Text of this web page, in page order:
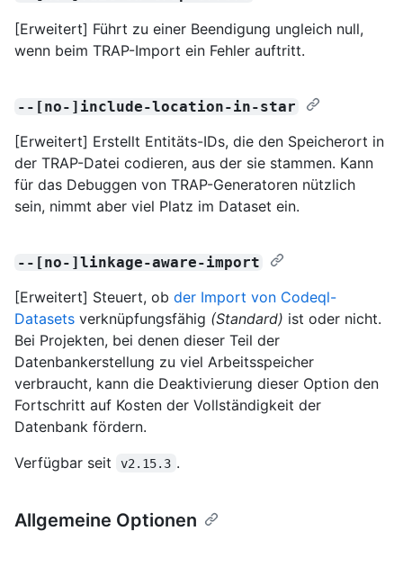
[Erweitert] Führt zu einer Beendigung ungleich null,
wenn beim TRAP-Import ein Fehler auftritt.
--[no-]include-location-in-star
[Erweitert] Erstellt Entitäts-IDs, die den Speicherort in
der TRAP-Datei codieren, aus der sie stammen. Kann
für das Debuggen von TRAP-Generatoren nützlich
sein, nimmt aber viel Platz im Dataset ein.
--[no-]linkage-aware-import
[Erweitert] Steuert, ob der Import von Codeql-
Datasets verknüpfungsfähig (Standard) ist oder nicht.
Bei Projekten, bei denen dieser Teil der
Datenbankerstellung zu viel Arbeitsspeicher
verbraucht, kann die Deaktivierung dieser Option den
Fortschritt auf Kosten der Vollständigkeit der
Datenbank fördern.
Verfügbar seit
v2.15.3 .
Allgemeine Optionen